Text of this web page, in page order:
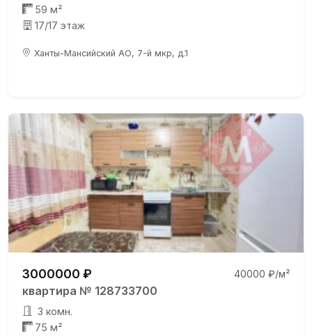
59 м²
17/17 этаж
Ханты-Мансийский АО, 7-й мкр, д.1
3000000 ₽ 40000 ₽/м²
квартира № 128733700
3 комн.
75 м²